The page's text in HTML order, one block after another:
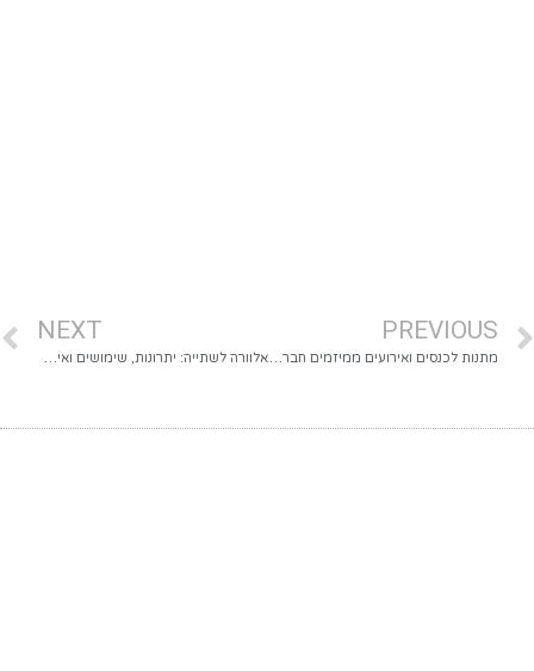
PREVIOUS
מתנות לכנסים ואירועים ממיזמים חברתיים: מה כדאי להזמין
NEXT
אלוורה לשתייה: יתרונות, שימושים ואיך לבחור מוצר טרי ומקורי